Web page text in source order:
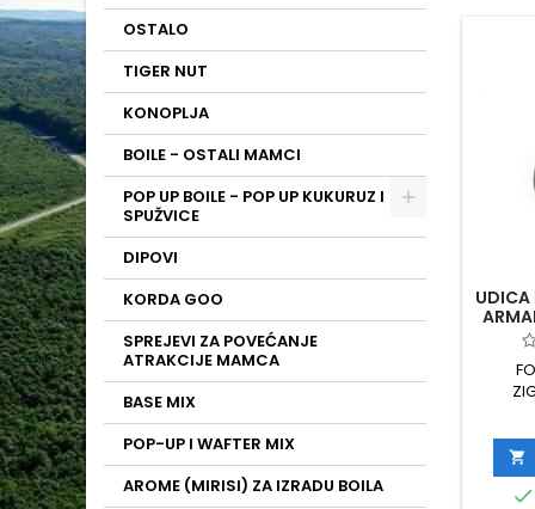
OSTALO
TIGER NUT
KONOPLJA
BOILE - OSTALI MAMCI
POP UP BOILE - POP UP KUKURUZ I
SPUŽVICE
DIPOVI
KORDA GOO
SPREJEVI ZA POVEĆANJE
ATRAKCIJE MAMCA
BASE MIX
POP-UP I WAFTER MIX
AROME (MIRISI) ZA IZRADU BOILA
UDICA

